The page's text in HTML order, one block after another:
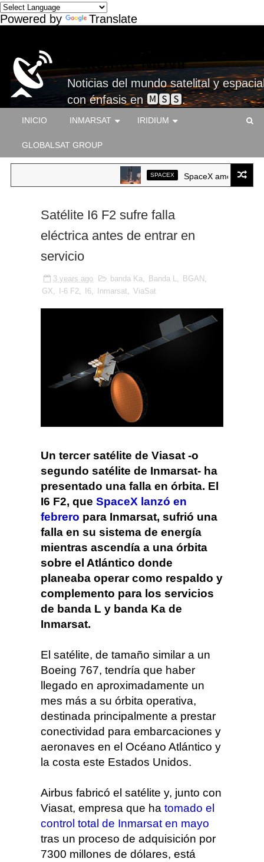
Powered by Translate
Satelital-Móvil
Noticias del mundo satelital y
con énfasis en 🅼🆂🆂.
INICIO INMARSAT IRIDIUM
GLOBALSAT GROUP
SPACEX SpaceX ameriza por
Satélite I6 F2 sufre falla
eléctrica antes de entrar en
servicio
3 years ago banda Ka, Banda L, BGAN ,
GX, I-6 F2, I6, Inmarsat, ViaSat
Un tercer satélite de Viasat -o
segundo satélite de Inmarsat- ha
presentado una falla en órbita. El
I6 F2, queSpaceX lanzó en
febrero para Inmarsat, sufrió una
falla en su sistema de energía
mientras ascendía a una órbita
sobre el Atlántico donde
planeaba operar como respaldo y
complemento para los servicios
de banda L y banda Ka de
Inmarsat.
El satélite, de tamaño similar a un
Boeing 767, tendría que haber
llegado en aproximadamente un
mes más a su órbita operativa,
destinada principalmente a prestar
conectividad para embarcaciones y
aeronaves en el Océano Atlántico y
la costa este Estados Unidos.
Airbus fabricó el satélite y, junto con
Viasat, empresa que hatomado el
control total de Inmarsat en mayo
tras un proceso de adquisición por
7300 millones de dólares, está